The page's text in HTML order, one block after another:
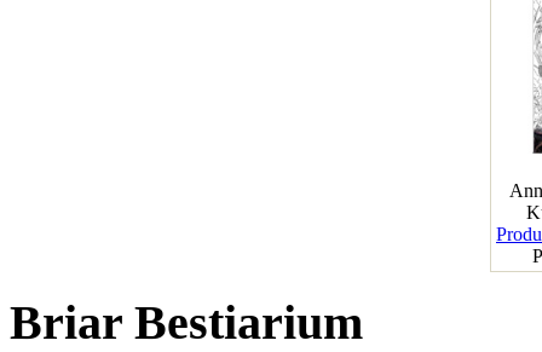
Briar Bestiarium